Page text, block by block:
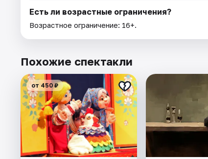
Есть ли возрастные ограничения?
Возрастное ограничение: 16+.
Похожие спектакли
от 450 ₽